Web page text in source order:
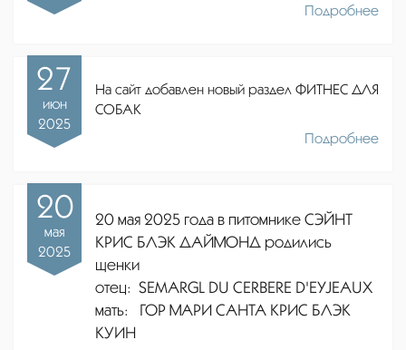
Подробнее
27
июн
2025
На сайт добавлен новый раздел ФИТНЕС ДЛЯ
СОБАК
Подробнее
20
мая
2025
20 мая 2025 года в питомнике СЭЙНТ
КРИС БЛЭК ДАЙМОНД родились
щенки
отец: SEMARGL DU CERBERE D'EYJEAUX
мать: ГОР МАРИ САНТА КРИС БЛЭК
КУИН